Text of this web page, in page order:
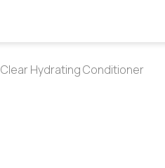
Сlear Hydrating Conditioner